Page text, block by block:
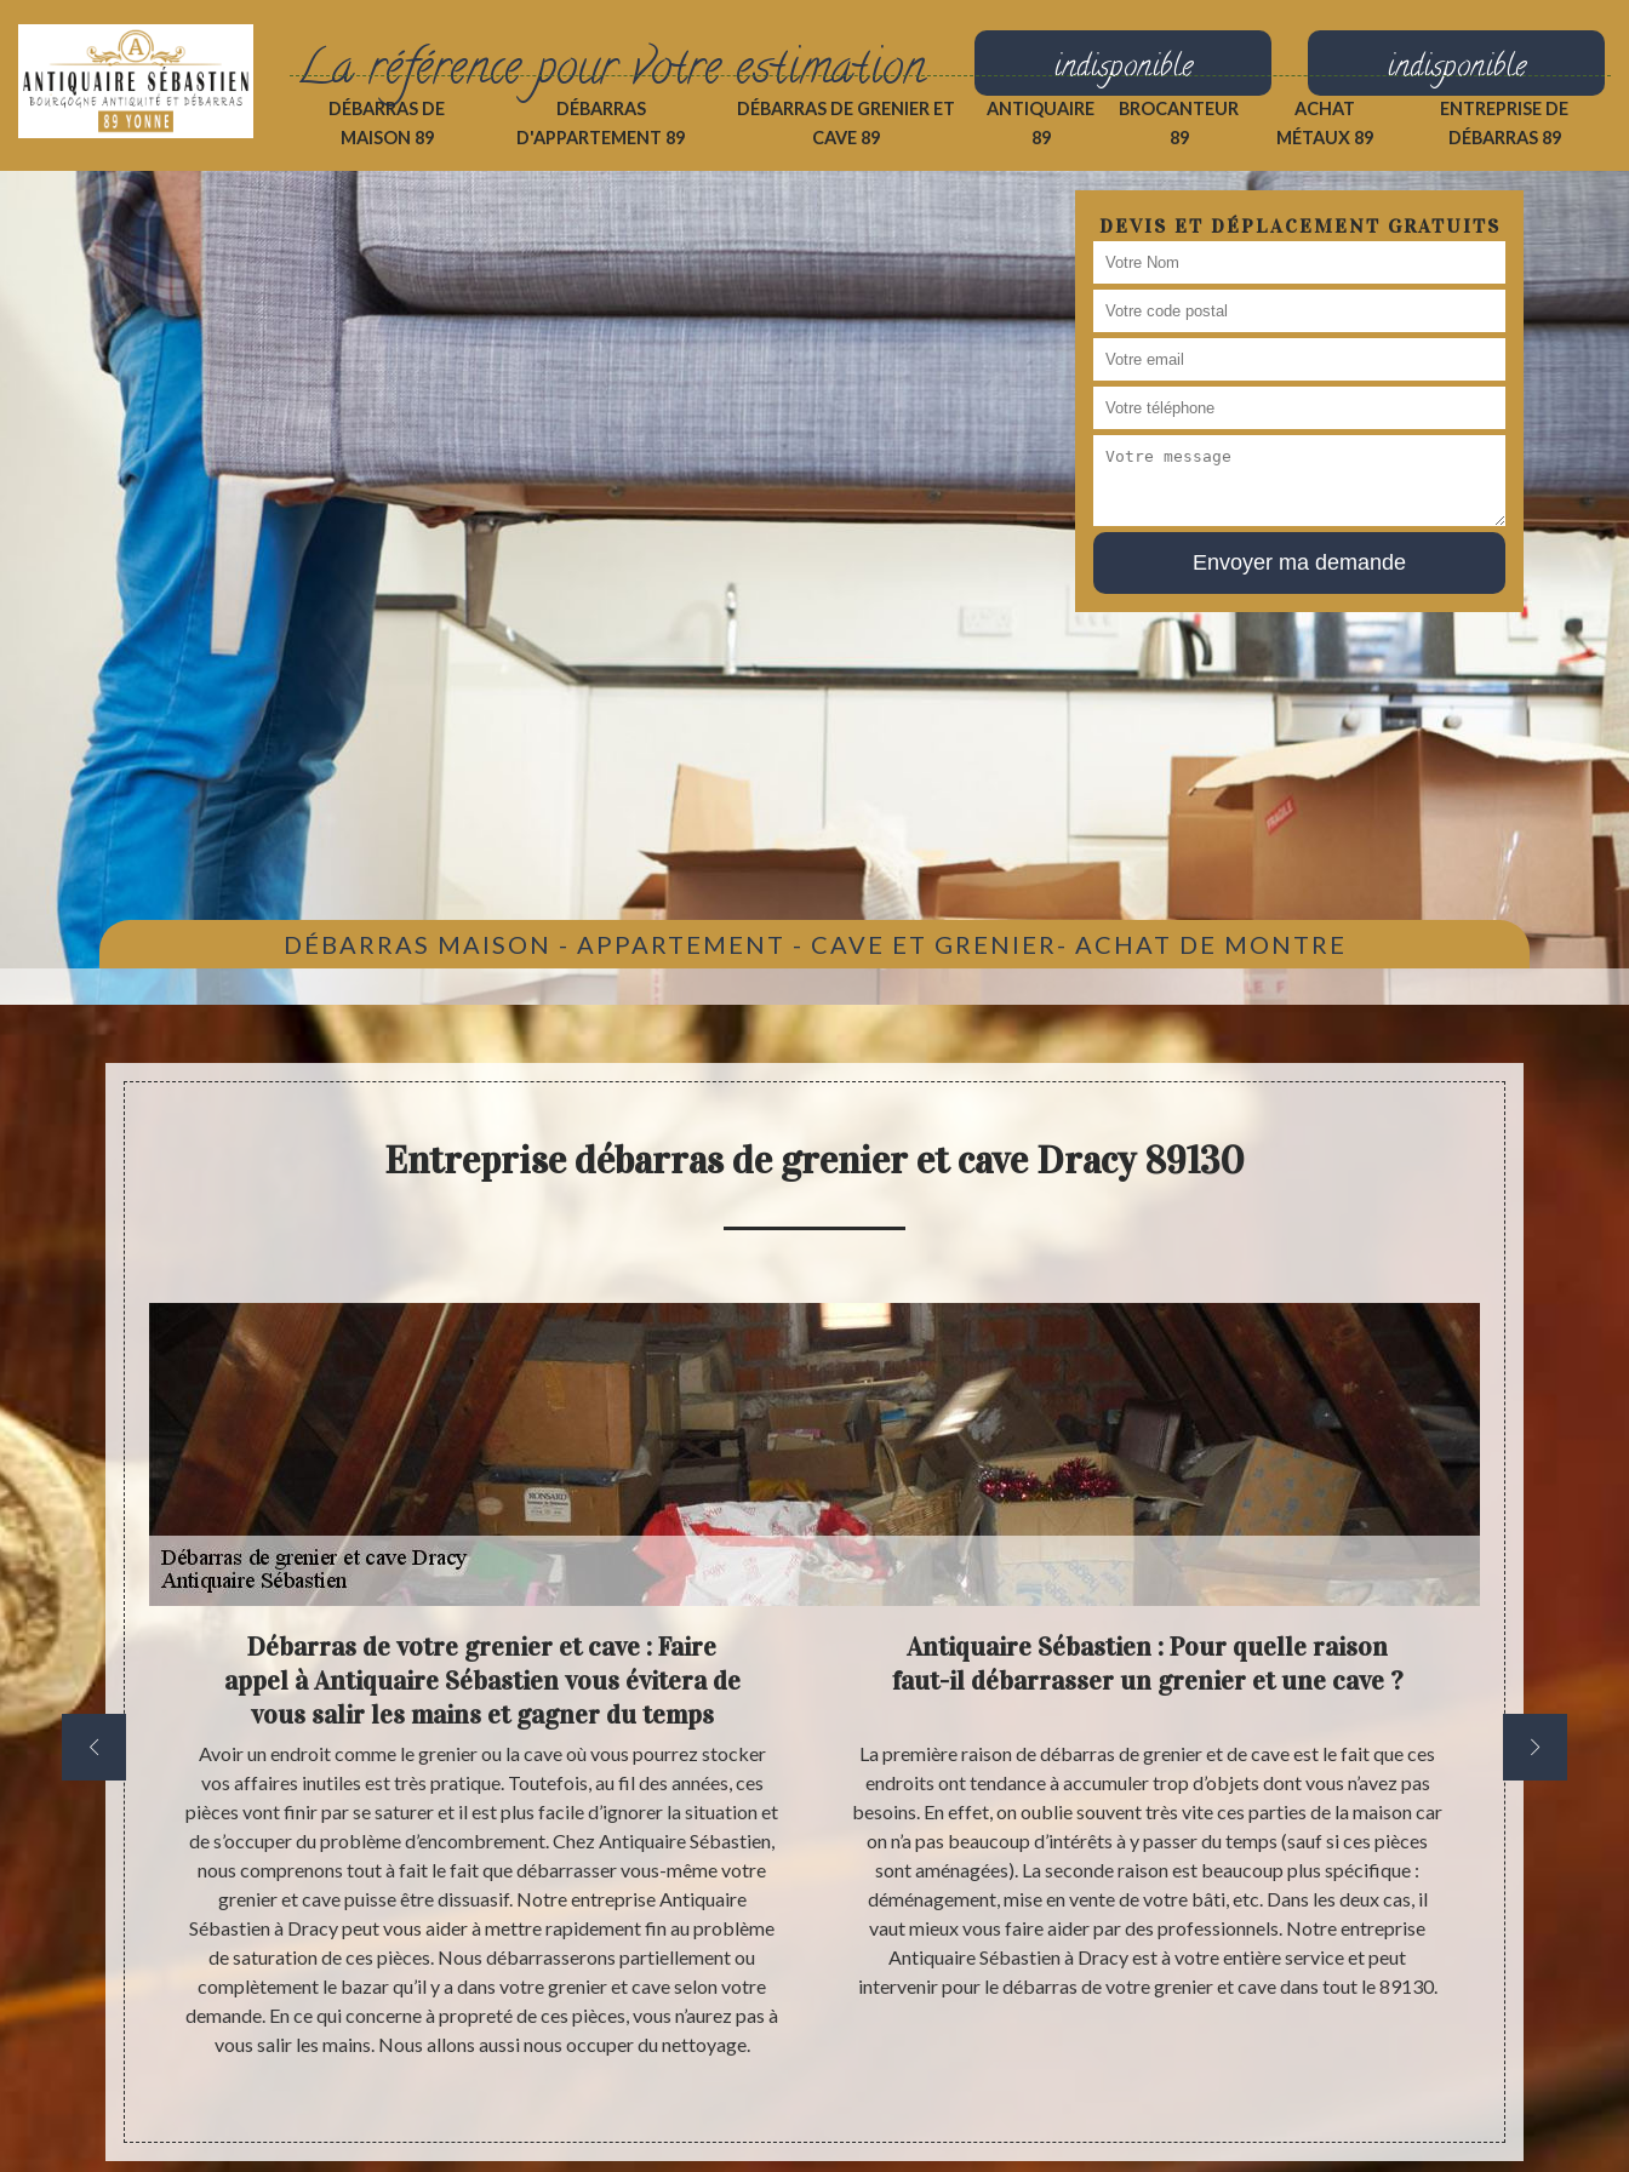
La référence pour votre estimation indisponible indisponible
DÉBARRAS DE
MAISON 89
DÉBARRAS
D'APPARTEMENT 89
DÉBARRAS DE GRENIER ET
CAVE 89
ANTIQUAIRE
89
BROCANTEUR
89
ACHAT
MÉTAUX 89
ENTREPRISE DE
DÉBARRAS 89
DEVIS ET DÉPLACEMENT GRATUITS
DÉBARRAS MAISON - APPARTEMENT - CAVE ET GRENIER- ACHAT DE MONTRE
Entreprise débarras de grenier et cave Dracy 89130
devis
estimatifs
demande
vos biens
resterons
Débarras de votre grenier et cave : Faire
appel à Antiquaire Sébastien vous évitera de
vous salir les mains et gagner du temps
Avoir un endroit comme le grenier ou la cave où vous pourrez stocker
vos affaires inutiles est très pratique. Toutefois, au fil des années, ces
pièces vont finir par se saturer et il est plus facile d’ignorer la situation et
de s’occuper du problème d’encombrement. Chez Antiquaire Sébastien,
nous comprenons tout à fait le fait que débarrasser vous-même votre
grenier et cave puisse être dissuasif. Notre entreprise Antiquaire
Sébastien à Dracy peut vous aider à mettre rapidement fin au problème
de saturation de ces pièces. Nous débarrasserons partiellement ou
complètement le bazar qu’il y a dans votre grenier et cave selon votre
demande. En ce qui concerne à propreté de ces pièces, vous n’aurez pas à
vous salir les mains. Nous allons aussi nous occuper du nettoyage.
Antiquaire Sébastien : Pour quelle raison
faut-il débarrasser un grenier et une cave ?
La première raison de débarras de grenier et de cave est le fait que ces
endroits ont tendance à accumuler trop d’objets dont vous n’avez pas
besoins. En effet, on oublie souvent très vite ces parties de la maison car
on n’a pas beaucoup d’intérêts à y passer du temps (sauf si ces pièces
sont aménagées). La seconde raison est beaucoup plus spécifique :
déménagement, mise en vente de votre bâti, etc. Dans les deux cas, il
vaut mieux vous faire aider par des professionnels. Notre entreprise
Antiquaire Sébastien à Dracy est à votre entière service et peut
intervenir pour le débarras de votre grenier et cave dans tout le 89130.
Les
parfois